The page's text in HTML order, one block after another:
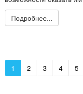
Подробнее...
1 2 3 4 5